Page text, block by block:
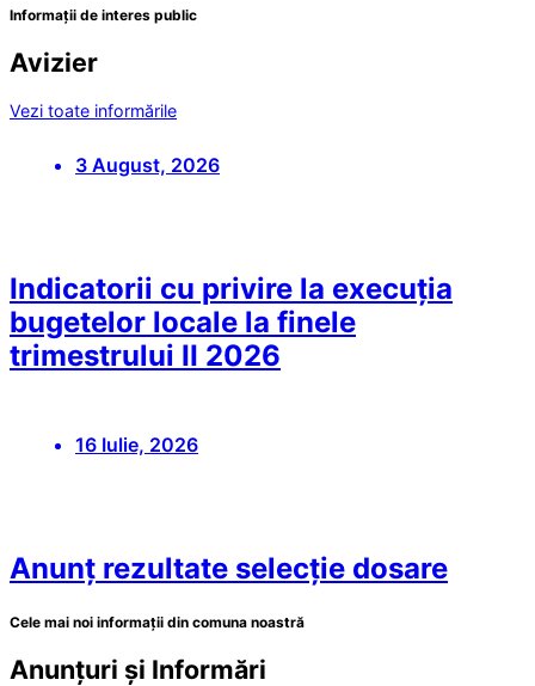
Informații de interes public
Avizier
Vezi toate informările
3 August, 2026
Indicatorii cu privire la execuția
bugetelor locale la finele
trimestrului II 2026
16 Iulie, 2026
Anunț rezultate selecție dosare
Cele mai noi informații din comuna noastră
Anunțuri și Informări